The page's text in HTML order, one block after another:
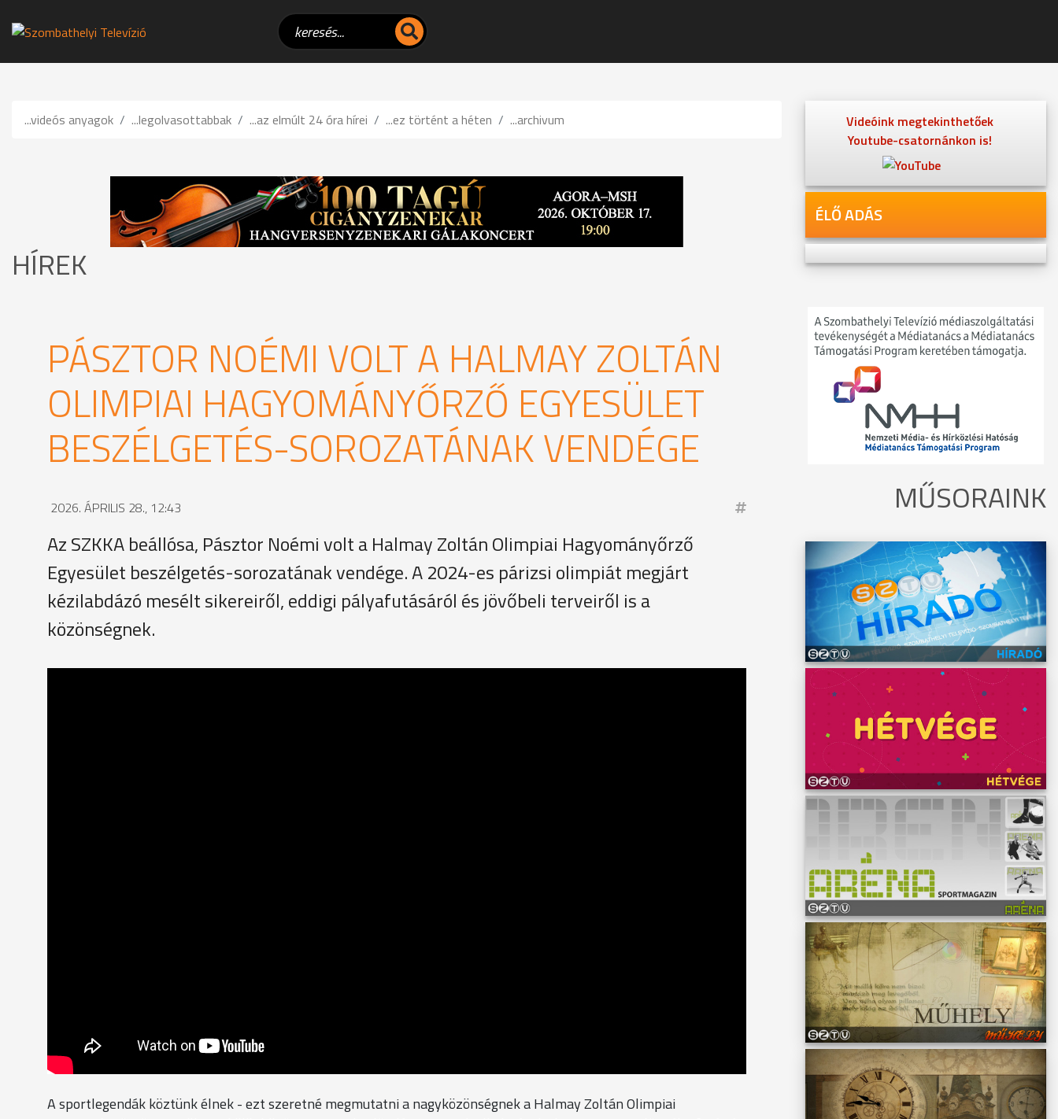
...videós anyagok ...legolvasottabbak ...az elmúlt 24 óra hírei ...ez történt a héten ...archivum
HÍREK
PÁSZTOR NOÉMI VOLT A HALMAY ZOLTÁN
OLIMPIAI HAGYOMÁNYŐRZŐ EGYESÜLET
BESZÉLGETÉS-SOROZATÁNAK VENDÉGE
2026. ÁPRILIS 28., 12:43
Az SZKKA beállósa, Pásztor Noémi volt a Halmay Zoltán Olimpiai Hagyományőrző
Egyesület beszélgetés-sorozatának vendége. A 2024-es párizsi olimpiát megjárt
kézilabdázó mesélt sikereiről, eddigi pályafutásáról és jövőbeli terveiről is a
közönségnek.
A sportlegendák köztünk élnek - ezt szeretné megmutatni a nagyközönségnek a Halmay Zoltán Olimpiai
Videóink megtekinthetőek
Youtube-csatornánkon is!
ÉLŐ ADÁS
MŰSORAINK